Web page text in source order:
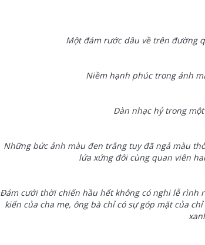
Một đám rước dâu về trên đường
Niềm hạnh phúc trong ánh
Dàn nhạc hỷ trong
Những bức ảnh màu đen trắng tuy đã ngả màu
lứa xứng đôi cùng quan viên
Đám cưới thời chiến hầu hết không có nghi lễ rình
kiến của cha mẹ, ông bà chỉ có sự góp mặt của